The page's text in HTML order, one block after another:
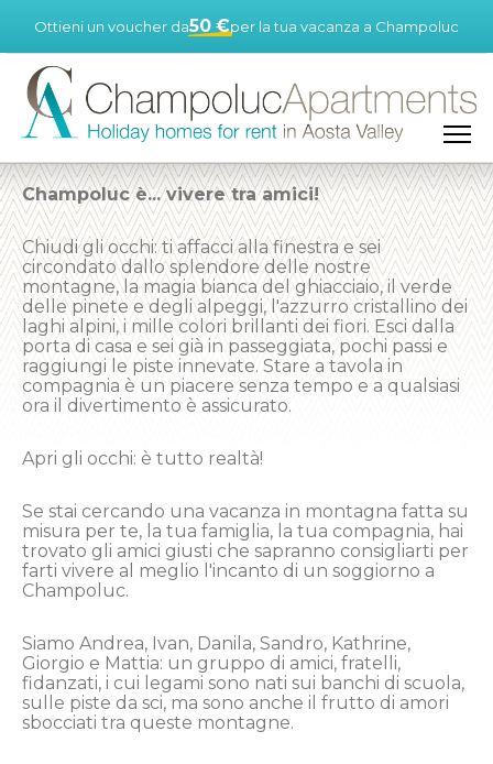
Champoluc è... vivere tra amici!
Chiudi gli occhi: ti affacci alla finestra e sei
circondato dallo splendore delle nostre
montagne, la magia bianca del ghiacciaio, il verde
delle pinete e degli alpeggi, l'azzurro cristallino dei
laghi alpini, i mille colori brillanti dei fiori. Esci dalla
porta di casa e sei già in passeggiata, pochi passi e
raggiungi le piste innevate. Stare a tavola in
compagnia è un piacere senza tempo e a qualsiasi
ora il divertimento è assicurato.
Apri gli occhi: è tutto realtà!
Se stai cercando una vacanza in montagna fatta su
misura per te, la tua famiglia, la tua compagnia, hai
trovato gli amici giusti che sapranno consigliarti per
farti vivere al meglio l'incanto di un soggiorno a
Champoluc.
Siamo Andrea, Ivan, Danila, Sandro, Kathrine,
Giorgio e Mattia: un gruppo di amici, fratelli,
fidanzati, i cui legami sono nati sui banchi di scuola,
sulle piste da sci, ma sono anche il frutto di amori
sbocciati tra queste montagne.
Ottieni un voucher da50 €per la tua vacanza a Champoluc